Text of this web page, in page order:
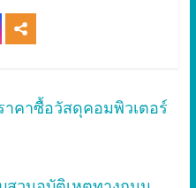
าคาซื้อวัสดุคอมพิวเตอร์